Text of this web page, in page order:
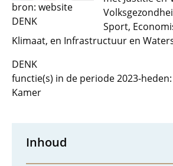
bron: website
DENK
Sport,
Klimaat, en Infrastructuur en
DENK
functie(s) in de periode 2023-
Kamer
Inhoud